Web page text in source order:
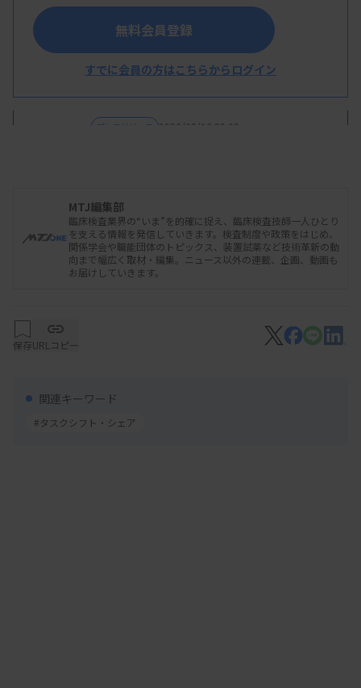
た。
プレスリリース 2026/03/16 22:02
無料会員登録
すでに会員の方はこちらからログイン
MTJ編集部
臨床検査業界の“いま”を的確に捉え、臨床検査技師一人ひとり
を支える情報を発信していきます。検査制度や政策をはじめ、
関係学会や職能団体のトピックス、装置試薬など技術革新の動
向まで幅広く取材・編集。ニュース以外の連載、企画、動画も
お届けしていきます。
保存URLコピー
関連キーワード
#タスクシフト・シェア